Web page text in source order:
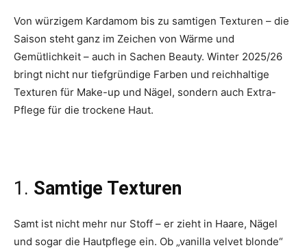
Von würzigem Kardamom bis zu samtigen Texturen – die
Saison steht ganz im Zeichen von Wärme und
Gemütlichkeit – auch in Sachen Beauty. Winter 2025/26
bringt nicht nur tiefgründige Farben und reichhaltige
Texturen für Make-up und Nägel, sondern auch Extra-
Pflege für die trockene Haut.
1. Samtige Texturen
Samt ist nicht mehr nur Stoff – er zieht in Haare, Nägel
und sogar die Hautpflege ein. Ob „vanilla velvet blonde“